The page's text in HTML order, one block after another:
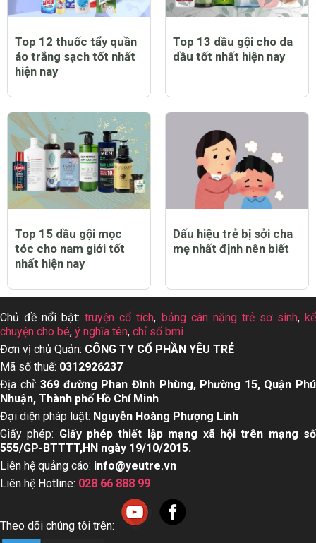
Top 12 thuốc tẩy quần
áo trắng sạch tốt nhất
hiện nay
Top 13 dầu gội cho da
dầu tốt nhất hiện nay
Top 15 dầu gội mọc
tóc cho nam giới tốt
nhất hiện nay
Dấu hiệu trẻ bị sởi cha
mẹ nhất định nên biết
Chủ đề nổi bật:truyện cổ tích, bảng cân nặng trẻ sơ sinh, kể
chuyện cho bé, ý nghĩa tên, chỉ số bmi
Đơn vị chủ Quản: CÔNG TY CỔ PHẦN YÊU TRẺ
Mã số thuế: 0312926237
Địa chỉ:369 đường Phan Đình Phùng, Phường 15, Quận Phú
Nhuận, Thành phố Hồ Chí Minh
Đại diện pháp luật: Nguyễn Hoàng Phượng Linh
Giấy phép: Giấy phép thiết lập mạng xã hội trên mạng số
555/GP-BTTTT,HN ngày 19/10/2015.
Liên hệ quảng cáo: info@yeutre.vn
Liên hệ Hotline: 028 66 888 99
Theo dõi chúng tôi trên: